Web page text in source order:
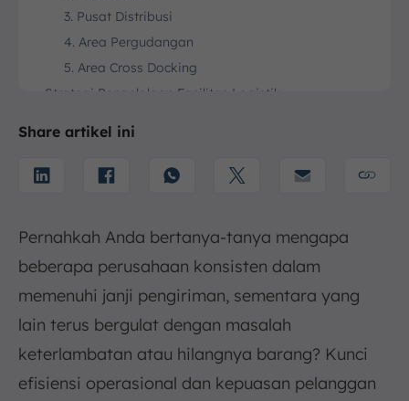
3. Pusat Distribusi
4. Area Pergudangan
5. Area Cross Docking
Strategi Pengelolaan Fasilitas Logistik
3. Keamanan dan Keselamatan Fasilitas Logistik
Kesimpulan
FAQ:
Share artikel ini
Pernahkah Anda bertanya-tanya mengapa
beberapa perusahaan konsisten dalam
memenuhi janji pengiriman, sementara yang
lain terus bergulat dengan masalah
keterlambatan atau hilangnya barang? Kunci
efisiensi operasional dan kepuasan pelanggan